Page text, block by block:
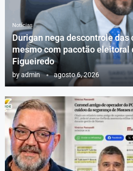
Notícias
Durigan nega descontrole das
mesmo com pacotão eleitoral
Figueiredo
byadmin agosto 6, 2026